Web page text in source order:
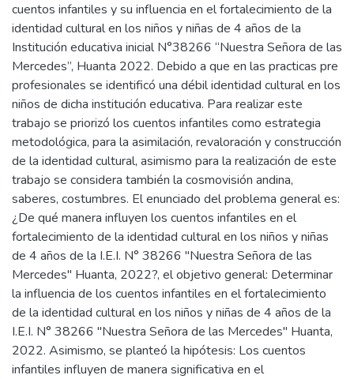
cuentos infantiles y su influencia en el fortalecimiento de la
identidad cultural en los niños y niñas de 4 años de la
Institución educativa inicial N°38266 “Nuestra Señora de las
Mercedes”, Huanta 2022. Debido a que en las practicas pre
profesionales se identificó una débil identidad cultural en los
niños de dicha institución educativa. Para realizar este
trabajo se priorizó los cuentos infantiles como estrategia
metodológica, para la asimilación, revaloración y construcción
de la identidad cultural, asimismo para la realización de este
trabajo se considera también la cosmovisión andina,
saberes, costumbres. El enunciado del problema general es:
¿De qué manera influyen los cuentos infantiles en el
fortalecimiento de la identidad cultural en los niños y niñas
de 4 años de la I.E.I. N° 38266 "Nuestra Señora de las
Mercedes" Huanta, 2022?, el objetivo general: Determinar
la influencia de los cuentos infantiles en el fortalecimiento
de la identidad cultural en los niños y niñas de 4 años de la
I.E.I. N° 38266 "Nuestra Señora de las Mercedes" Huanta,
2022. Asimismo, se planteó la hipótesis: Los cuentos
infantiles influyen de manera significativa en el